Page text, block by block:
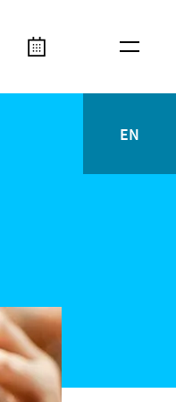
Kalender Meta
ENEnglish